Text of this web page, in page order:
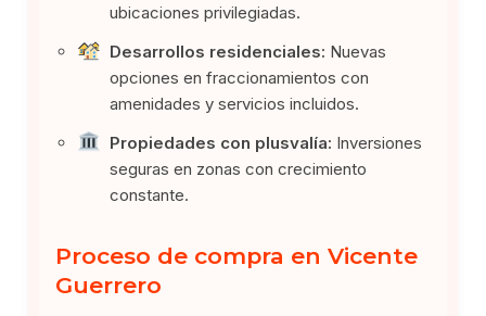
ubicaciones privilegiadas.
Desarrollos residenciales: Nuevas
opciones en fraccionamientos con
amenidades y servicios incluidos.
Propiedades con plusvalía: Inversiones
seguras en zonas con crecimiento
constante.
Proceso de compra en Vicente
Guerrero